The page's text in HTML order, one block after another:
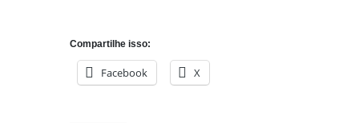
Compartilhe isso:
Facebook X